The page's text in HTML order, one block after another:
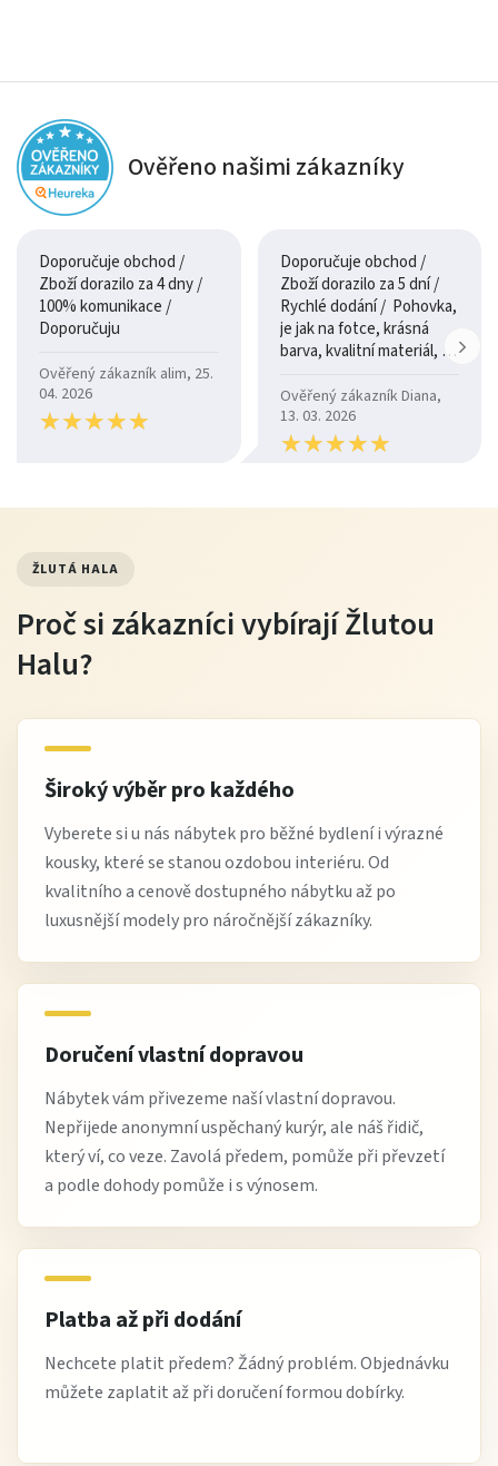
Ověřeno našimi zákazníky
Doporučuje obchod /
Zboží dorazilo za 4 dny /
100% komunikace /
Doporučuju
Ověřený zákazník alim, 25.
04. 2026
★★★★★
★★★★★
Doporučuje obchod /
Zboží dorazilo za 5 dní /
Rychlé dodání / Pohovka,
je jak na fotce, krásná
barva, kvalitní materiál, a
Ověřený zákazník Diana,
13. 03. 2026
★★★★★
★★★★★
ŽLUTÁ HALA
Proč si zákazníci vybírají Žlutou
Halu?
Široký výběr pro každého
Vyberete si u nás nábytek pro běžné bydlení i výrazné
kousky, které se stanou ozdobou interiéru. Od
kvalitního a cenově dostupného nábytku až po
luxusnější modely pro náročnější zákazníky.
Doručení vlastní dopravou
Nábytek vám přivezeme naší vlastní dopravou.
Nepřijede anonymní uspěchaný kurýr, ale náš řidič,
který ví, co veze. Zavolá předem, pomůže při převzetí
a podle dohody pomůže i s výnosem.
Platba až při dodání
Nechcete platit předem? Žádný problém. Objednávku
můžete zaplatit až při doručení formou dobírky.